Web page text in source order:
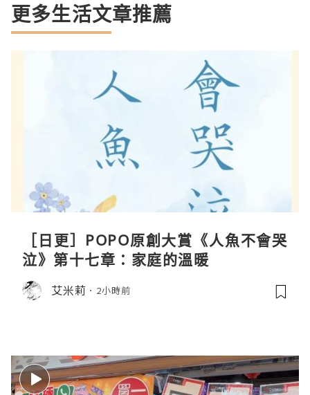
更多生活文章推薦
［日更］POPO原創大賞《人魚不會哭
泣》第十七章：家庭的溫暖
艾米莉 2小時前